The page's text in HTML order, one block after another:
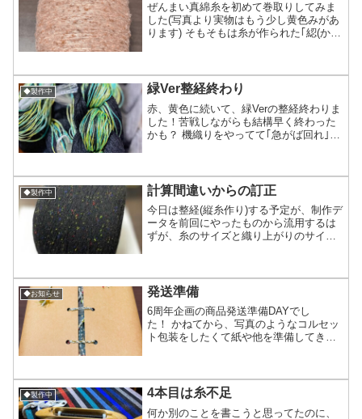
ぜんまい真綿糸を初めて巻取りしてみま
した(写真より実物はもう少し黄色みがあ
ります) そもそもは糸が作られた｢綛(か
態で売られてたので買って帰るとボール
状などに...
◆製作中 緑Ver整経終わり
赤、黄色に続いて、緑Verの整経終わりま
した！苦戦しながらも結構早く終わった
かも？ 機織りをやってて｢急がば回れ｣と
順調に進んで行くわけです 整経(せいけ
い/縦糸作り)...
◆製作中 計算間違いからの訂正
今日は整経(縦糸作り)する予定が、制作デ
ータを前回にやったものから流用するは
ずが、糸のサイズと織り上がりのサイズ
算し直したら縦糸必要本数50本くらい増
えてホント我ながら...
◆お知らせ 発送準備
6周年企画の商品発送準備DAYでし
た！ かねてから、写真のようなコルセッ
ト包装をしたくて紙や他を準備してきま
わせてロープにしたもの。スニーカーの
編み上げ部分みたいにクロ...
◆製作中 4本目は糸不足
何か別のことを書こうと思ってたのに、